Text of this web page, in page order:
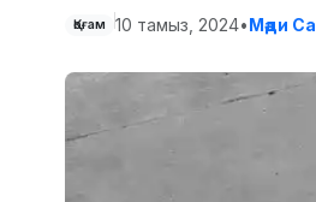
Қоғам 10 тамыз, 2024•Мәди